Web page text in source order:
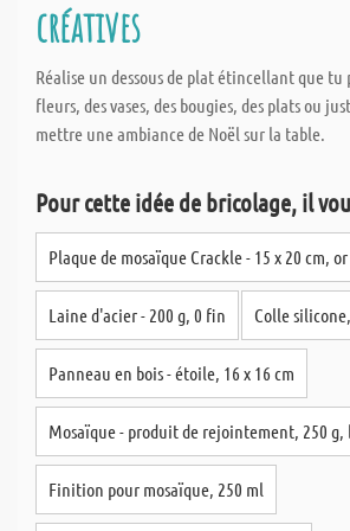
créatives
Réalise un dessous de plat étincellant que
fleurs, des vases, des bougies, des plats ou
mettre une ambiance de Noël sur la table.
Pour cette idée de bricolage, il
Plaque de mosaïque Crackle - 15 x 20 cm, or
Laine d'acier - 200 g, 0 fin Colle
Panneau en bois - étoile, 16 x 16 cm
Mosaïque - produit de rejointement, 250 g,
Finition pour mosaïque, 250 ml